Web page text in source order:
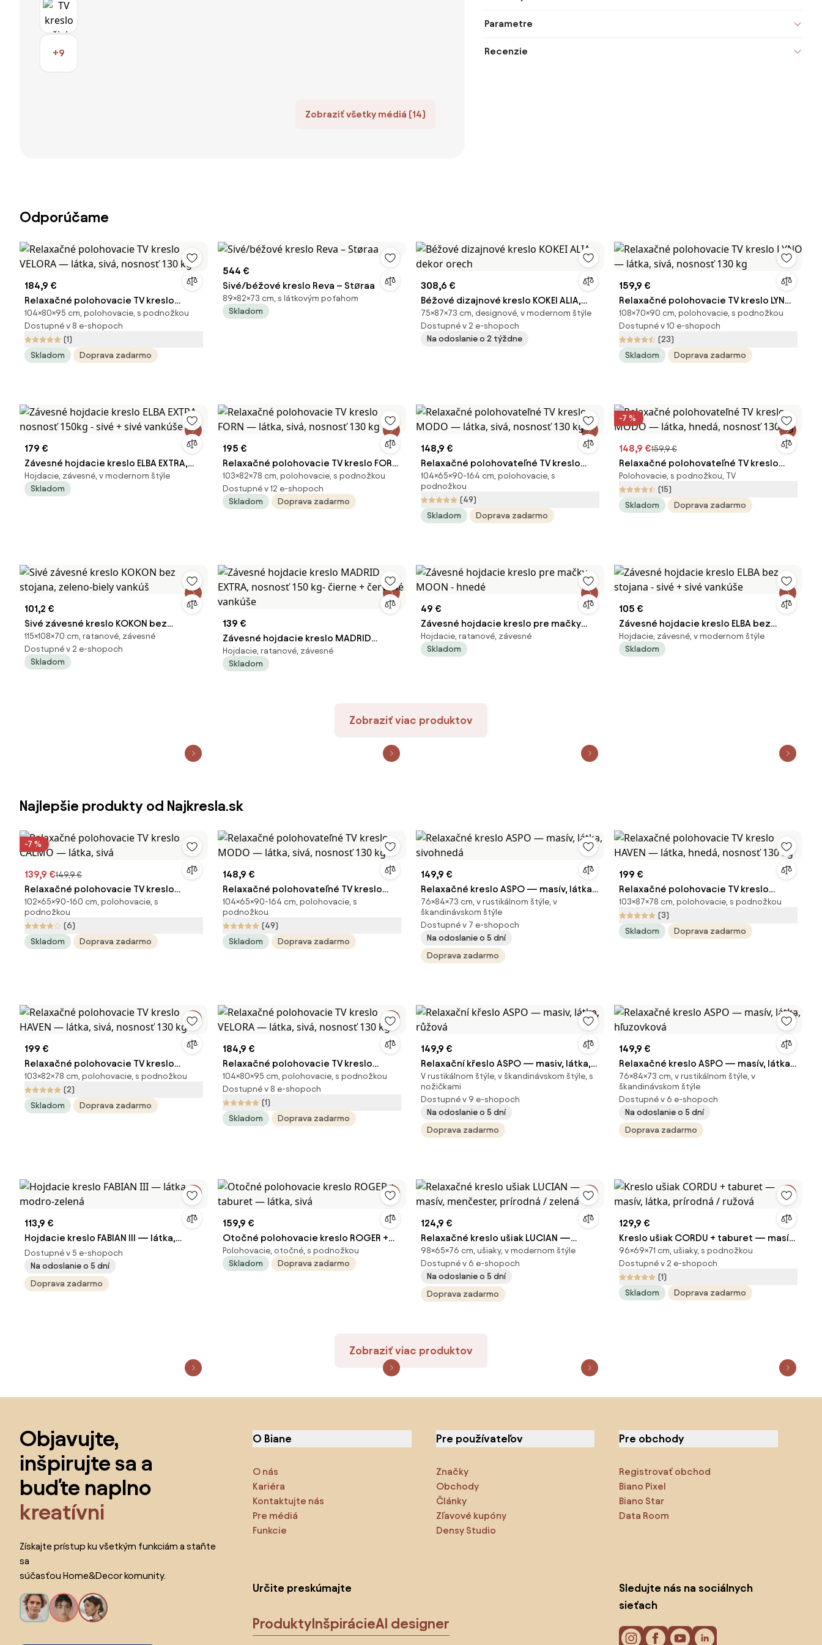
+9
Zobraziť všetky médiá (14)
Parametre
Recenzie
Odporúčame
184,9 €
Relaxačné polohovacie TV kreslo
VELORA — látka, sivá, nosnosť 130 kg
104×80×95 cm, polohovacie, s podnožkou
Dostupné v 8 e-shopoch
(1)
Skladom
Doprava zadarmo
544 €
Sivé/béžové kreslo Reva – Støraa
89×82×73 cm, s látkovým poťahom
Skladom
308,6 €
Béžové dizajnové kreslo KOKEI ALIA,
dekor orech
75×87×73 cm, designové, v modernom štýle
Dostupné v 2 e-shopoch
Na odoslanie o 2 týždne
159,9 €
Relaxačné polohovacie TV kreslo LYNO
— látka, sivá, nosnosť 130 kg
108×70×90 cm, polohovacie, s podnožkou
Dostupné v 10 e-shopoch
(23)
Skladom
Doprava zadarmo
179 €
Závesné hojdacie kreslo ELBA EXTRA,
nosnosť 150kg - sivé + sivé vankúše
Hojdacie, závesné, v modernom štýle
Skladom
195 €
Relaxačné polohovacie TV kreslo FORN
— látka, sivá, nosnosť 130 kg
103×82×78 cm, polohovacie, s podnožkou
Dostupné v 12 e-shopoch
Skladom
Doprava zadarmo
148,9 €
Relaxačné polohovateľné TV kreslo
MODO — látka, sivá, nosnosť 130 kg
104×65×90-164 cm, polohovacie, s
podnožkou
(49)
Skladom
Doprava zadarmo
-7 %
148,9 €159,9 €
Relaxačné polohovateľné TV kreslo
MODO — látka, hnedá, nosnosť 130 kg
Polohovacie, s podnožkou, TV
(15)
Skladom
Doprava zadarmo
101,2 €
Sivé závesné kreslo KOKON bez
stojana, zeleno-biely vankúš
115×108×70 cm, ratanové, závesné
Dostupné v 2 e-shopoch
Skladom
139 €
Závesné hojdacie kreslo MADRID
EXTRA, nosnosť 150 kg- čierne +
červené vankúše
Hojdacie, ratanové, závesné
Skladom
49 €
Závesné hojdacie kreslo pre mačky
MOON - hnedé
Hojdacie, ratanové, závesné
Skladom
105 €
Závesné hojdacie kreslo ELBA bez
stojana - sivé + sivé vankúše
Hojdacie, závesné, v modernom štýle
Skladom
Zobraziť viac produktov
Najlepšie produkty od Najkresla.sk
-7 %
139,9 €149,9 €
Relaxačné polohovacie TV kreslo
CALMO — látka, sivá
102×65×90-160 cm, polohovacie, s
podnožkou
(6)
Skladom
Doprava zadarmo
148,9 €
Relaxačné polohovateľné TV kreslo
MODO — látka, sivá, nosnosť 130 kg
104×65×90-164 cm, polohovacie, s
podnožkou
(49)
Skladom
Doprava zadarmo
149,9 €
Relaxačné kreslo ASPO — masív, látka,
sivohnedá
76×84×73 cm, v rustikálnom štýle, v
škandinávskom štýle
Dostupné v 7 e-shopoch
Na odoslanie o 5 dní
Doprava zadarmo
199 €
Relaxačné polohovacie TV kreslo
HAVEN — látka, hnedá, nosnosť 130 kg
103×87×78 cm, polohovacie, s podnožkou
(3)
Skladom
Doprava zadarmo
199 €
Relaxačné polohovacie TV kreslo
HAVEN — látka, sivá, nosnosť 130 kg
103×82×78 cm, polohovacie, s podnožkou
(2)
Skladom
Doprava zadarmo
184,9 €
Relaxačné polohovacie TV kreslo
VELORA — látka, sivá, nosnosť 130 kg
104×80×95 cm, polohovacie, s podnožkou
Dostupné v 8 e-shopoch
(1)
Skladom
Doprava zadarmo
149,9 €
Relaxační křeslo ASPO — masiv, látka,
růžová
V rustikálnom štýle, v škandinávskom štýle, s
nožičkami
Dostupné v 9 e-shopoch
Na odoslanie o 5 dní
Doprava zadarmo
149,9 €
Relaxačné kreslo ASPO — masív, látka,
hľuzovková
76×84×73 cm, v rustikálnom štýle, v
škandinávskom štýle
Dostupné v 6 e-shopoch
Na odoslanie o 5 dní
Doprava zadarmo
113,9 €
Hojdacie kreslo FABIAN III — látka,
modro-zelená
Dostupné v 5 e-shopoch
Na odoslanie o 5 dní
Doprava zadarmo
159,9 €
Otočné polohovacie kreslo ROGER +
taburet — látka, sivá
Polohovacie, otočné, s podnožkou
Skladom
Doprava zadarmo
124,9 €
Relaxačné kreslo ušiak LUCIAN —
masív, menčester, prírodná / zelená
98×65×76 cm, ušiaky, v modernom štýle
Dostupné v 6 e-shopoch
Na odoslanie o 5 dní
Doprava zadarmo
129,9 €
Kreslo ušiak CORDU + taburet — masív,
látka, prírodná / ružová
96×69×71 cm, ušiaky, s podnožkou
Dostupné v 2 e-shopoch
(1)
Skladom
Doprava zadarmo
Zobraziť viac produktov
Objavujte,
inšpirujte sa a
buďte naplno
kreatívni
Získajte prístup ku všetkým funkciám a staňte
sa
súčasťou Home&Decor komunity.
O Biane
O nás
Kariéra
Kontaktujte nás
Pre médiá
Funkcie
Pre používateľov
Značky
Obchody
Články
Zľavové kupóny
Densy Studio
Pre obchody
Registrovať obchod
Biano Pixel
Biano Star
Data Room
Určite preskúmajte
ProduktyInšpirácieAI designer
Sledujte nás na sociálnych
sieťach